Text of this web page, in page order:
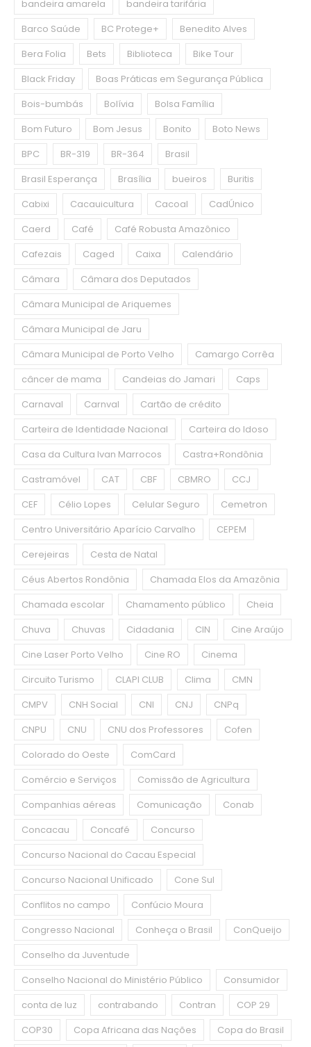
bandeira amarela
bandeira tarifária
Barco Saúde
BC Protege+
Benedito Alves
Bera Folia
Bets Biblioteca
Bike Tour
Black Friday
Boas Práticas em Segurança Pública
Bois-bumbás
Bolívia
Bolsa Família
Bom Futuro
Bom Jesus Bonito
Boto News
BPC
BR-319 BR-364
Brasil
Brasil Esperança
Brasília bueiros
Buritis
Cabixi
Cacauicultura Cacoal
CadÚnico
Caerd
Café
Café Robusta Amazônico
Cafezais
Caged Caixa
Calendário
Câmara
Câmara dos Deputados
Câmara Municipal de Ariquemes
Câmara Municipal de Jaru
Câmara Municipal de Porto Velho
Camargo Corrêa
câncer de mama
Candeias do Jamari
Caps
Carnaval
Carnval
Cartão de crédito
Carteira de Identidade Nacional
Carteira do Idoso
Casa da Cultura Ivan Marrocos
Castra+Rondônia
Castramóvel
CAT CBF CBMRO
CCJ
CEF
Célio Lopes Celular Seguro
Cemetron
Centro Universitário Aparício Carvalho
CEPEM
Cerejeiras
Cesta de Natal
Céus Abertos Rondônia
Chamada Elos da Amazônia
Chamada escolar
Chamamento público
Cheia
Chuva
Chuvas Cidadania CIN
Cine Araújo
Cine Laser Porto Velho
Cine RO
Cinema
Circuito Turismo
CLAPI CLUB Clima
CMN
CMPV
CNH Social CNI CNJ
CNPq
CNPU
CNU CNU dos Professores
Cofen
Colorado do Oeste
ComCard
Comércio e Serviços
Comissão de Agricultura
Companhias aéreas
Comunicação
Conab
Concacau
Concafé
Concurso
Concurso Nacional do Cacau Especial
Concurso Nacional Unificado
Cone Sul
Conflitos no campo
Confúcio Moura
Congresso Nacional
Conheça o Brasil
ConQueijo
Conselho da Juventude
Conselho Nacional do Ministério Público
Consumidor
conta de luz
contrabando Contran
COP 29
COP30
Copa Africana das Nações
Copa do Brasil